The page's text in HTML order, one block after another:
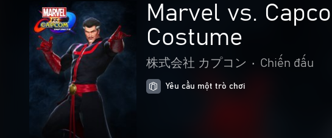
Marvel vs.
Costume
株式会社 カプコン • Chiến đấu
Yêu cầu một trò chơi